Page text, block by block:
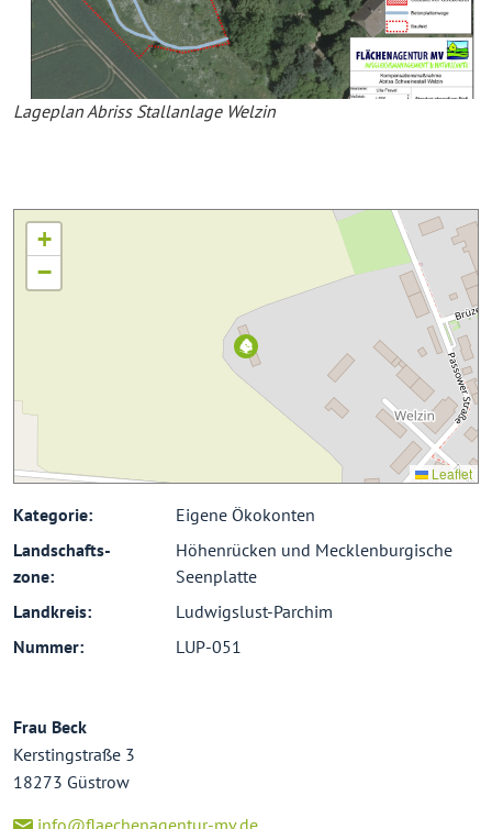
Lageplan Abriss Stallanlage Welzin
+
−
Leaflet
Kategorie:
Eigene Ökokonten
Landschafts-
zone:
Höhenrücken und Meck­len­bur­gische
Seen­platte
Landkreis:
Ludwigslust-Parchim
Nummer:
LUP-051
Frau Beck
Kerstingstraße 3
18273 Güstrow